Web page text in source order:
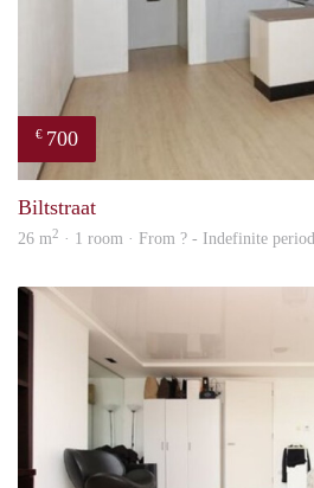
€ 700
Biltstraat
26 m2 · 1 room · From ? - Indefinite period